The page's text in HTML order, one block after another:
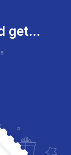
get...